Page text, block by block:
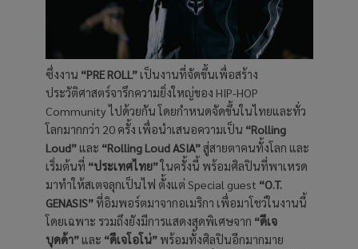
ซึ่งงาน “PRE ROLL”เป็นงานที่จัดขึ้นเพื่อสร้าง
ประวัติศาสตร์จารึกความยิ่งใหญ่ของ HIP-HOP
Community ไปด้วยกัน โดยกำหนดจัดขึ้นในไทยและทั่ว
โลกมากกว่า 20 ครั้ง เพื่อนำเสนอความเป็น “Rolling
Loud”และ “Rolling Loud ASIA”สู่สายตาคนทั้งโลก และ
เริ่มต้นที่ “ประเทศไทย”ในครั้งนี้ พร้อมศิลปินที่พาเหรด
มาทำให้สเตจลุกเป็นไฟ ตั้งแต่ Special guest “O.T.
GENASIS”ที่อิมพอร์ตมาจากอเมริกา เพื่อมาโชว์ในงานนี้
โดยเฉพาะ รวมถึงยังมีการแสดงสุดพิเศษจาก “ดีเจ
บุดด้า”และ “ดีเจโอโน่”พร้อมทั้งศิลปินอีกมากมาย